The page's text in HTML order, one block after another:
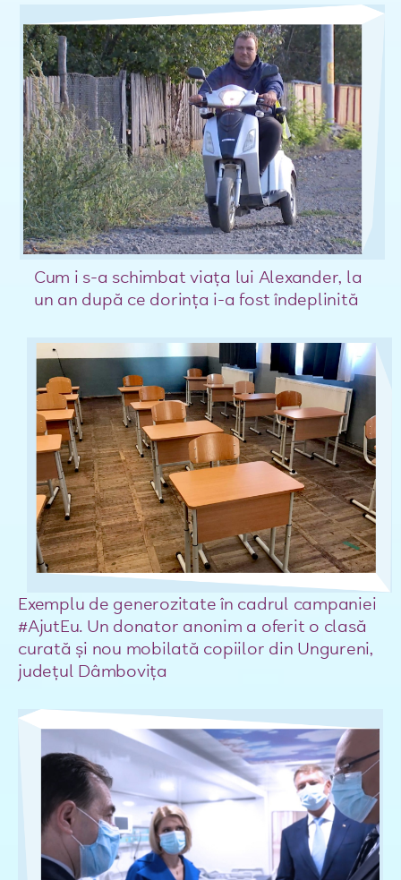
Cum i s-a schimbat viaţa lui Alexander, la
un an după ce dorinţa i-a fost îndeplinită
Exemplu de generozitate în cadrul campaniei
#AjutEu. Un donator anonim a oferit o clasă
curată și nou mobilată copiilor din Ungureni,
județul Dâmbovița